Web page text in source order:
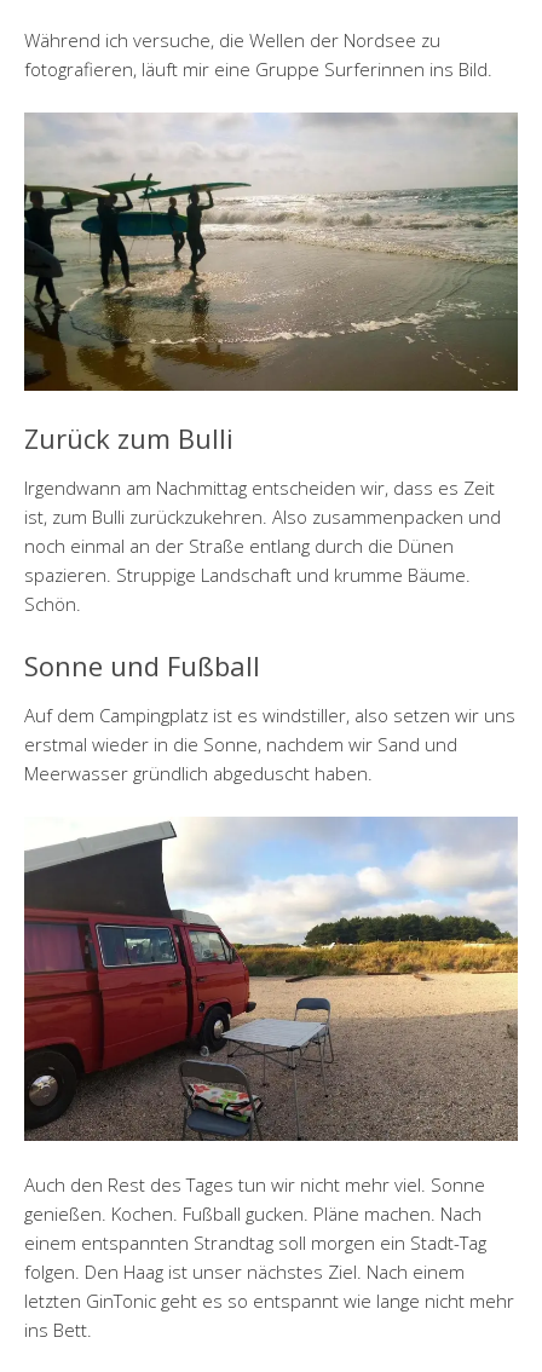
Während ich versuche, die Wellen der Nordsee zu
fotografieren, läuft mir eine Gruppe Surferinnen ins Bild.
Zurück zum Bulli
Irgendwann am Nachmittag entscheiden wir, dass es Zeit
ist, zum Bulli zurückzukehren. Also zusammenpacken und
noch einmal an der Straße entlang durch die Dünen
spazieren. Struppige Landschaft und krumme Bäume.
Schön.
Sonne und Fußball
Auf dem Campingplatz ist es windstiller, also setzen wir uns
erstmal wieder in die Sonne, nachdem wir Sand und
Meerwasser gründlich abgeduscht haben.
Auch den Rest des Tages tun wir nicht mehr viel. Sonne
genießen. Kochen. Fußball gucken. Pläne machen. Nach
einem entspannten Strandtag soll morgen ein Stadt-Tag
folgen. Den Haag ist unser nächstes Ziel. Nach einem
letzten GinTonic geht es so entspannt wie lange nicht mehr
ins Bett.